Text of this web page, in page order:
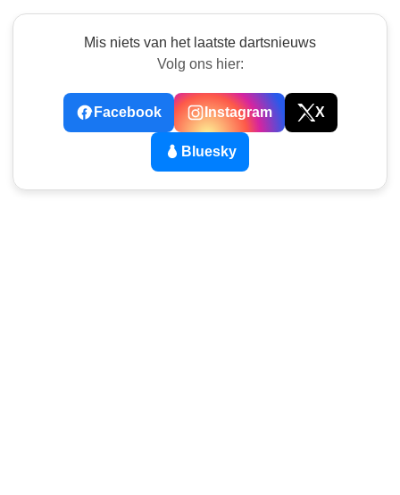
Mis niets van het laatste dartsnieuws
Volg ons hier:
Facebook Instagram X
Bluesky